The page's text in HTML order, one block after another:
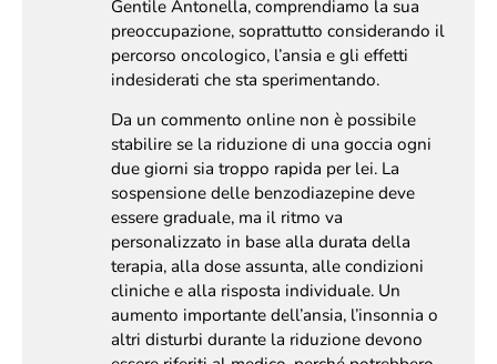
Gentile Antonella, comprendiamo la sua
preoccupazione, soprattutto considerando il
percorso oncologico, l’ansia e gli effetti
indesiderati che sta sperimentando.
Da un commento online non è possibile
stabilire se la riduzione di una goccia ogni
due giorni sia troppo rapida per lei. La
sospensione delle benzodiazepine deve
essere graduale, ma il ritmo va
personalizzato in base alla durata della
terapia, alla dose assunta, alle condizioni
cliniche e alla risposta individuale. Un
aumento importante dell’ansia, l’insonnia o
altri disturbi durante la riduzione devono